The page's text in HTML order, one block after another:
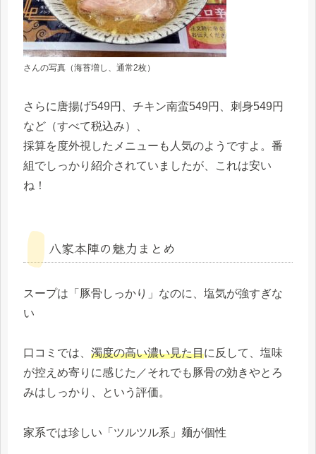
さんの写真（海苔増し、通常2枚）
さらに唐揚げ549円、チキン南蛮549円、刺身549円
など（すべて税込み）、
採算を度外視したメニューも人気のようですよ。番
組でしっかり紹介されていましたが、これは安い
ね！
八家本陣の魅力まとめ
スープは「豚骨しっかり」なのに、塩気が強すぎな
い
口コミでは、 濁度の高い濃い見た目に反して、塩味
が控えめ寄りに感じた／それでも豚骨の効きやとろ
みはしっかり、という評価。
家系では珍しい「ツルツル系」麺が個性